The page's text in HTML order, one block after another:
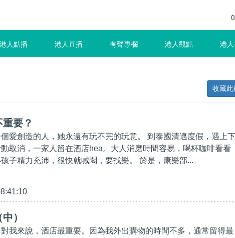
港人點播 港人直播 有聲專欄 港人觀點 港
收藏此
要？
愛創造的人，她永遠有玩不完的玩意。 到泰國清邁度假，遇上下
取消，一家人留在酒店hea。大人消磨時間容易，喝杯咖啡看看
子精力充沛，很快就喊悶，要找樂。 於是，康樂部...
）
我來說，酒店最重要。因為我外出購物的時間不多，通常留得最